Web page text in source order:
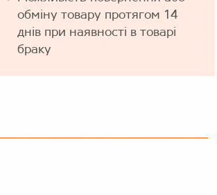
обміну товару протягом 14
днів при наявності в товарі
браку